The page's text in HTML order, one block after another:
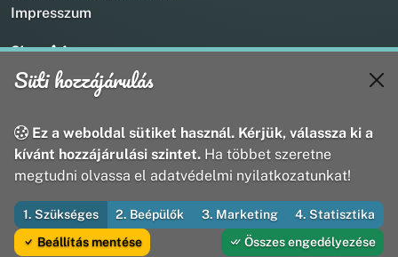
Impresszum
Kapcsolat
+36 20 211 1888
webmaster@utirany.hu
8419 Csesznek, Vasút u.18.
© 2026 Útirány Webmédia Bt. — Minden jog fenntartva
Fejleszti és üzemelteti az Útirány
Süti hozzájárulás
Ez a weboldal sütiket használ. Kérjük, válassza ki a
kívánt hozzájárulási szintet. Ha többet szeretne
megtudni olvassa el adatvédelmi nyilatkozatunkat!
1. Szükséges 2. Beépülők 3. Marketing
4. Statisztika
Beállítás mentése
Összes engedélyezése